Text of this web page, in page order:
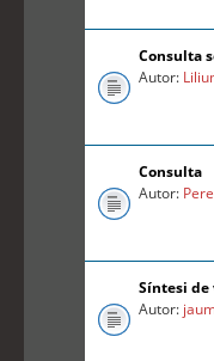
Consulta
Autor:
Consulta
Autor:
Síntesi de
Autor: